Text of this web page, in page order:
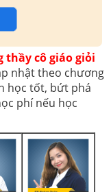
thầy cô giáo giỏi
nhật theo chương
học tốt, bứt phá
phí nếu học